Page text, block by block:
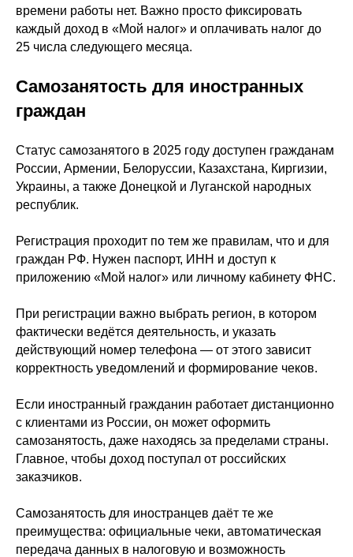
времени работы нет. Важно просто фиксировать
каждый доход в «Мой налог» и оплачивать налог до
25 числа следующего месяца.
Самозанятость для иностранных
граждан
Статус самозанятого в 2025 году доступен гражданам
России, Армении, Белоруссии, Казахстана, Киргизии,
Украины, а также Донецкой и Луганской народных
республик.
Регистрация проходит по тем же правилам, что и для
граждан РФ. Нужен паспорт, ИНН и доступ к
приложению «Мой налог» или личному кабинету ФНС.
При регистрации важно выбрать регион, в котором
фактически ведётся деятельность, и указать
действующий номер телефона — от этого зависит
корректность уведомлений и формирование чеков.
Если иностранный гражданин работает дистанционно
с клиентами из России, он может оформить
самозанятость, даже находясь за пределами страны.
Главное, чтобы доход поступал от российских
заказчиков.
Самозанятость для иностранцев даёт те же
преимущества: официальные чеки, автоматическая
передача данных в налоговую и возможность
Чтобы начать продажи, достаточно
разместить платёжную ссылку: в
соцсетях, на сайте, в рассылке или в
уведомление в Телеграм-бот и на e-
mail. Вся статистика отображается
Как подтвердить доход,
если потребуется?
LeadPay и «Мой налог», являются
официальными документами.
Они подтверждают, что доход получен
легально, и могут быть использованы
для оформления визы, кредита или
В приложении «Мой налог» можно
выгрузить справку о доходах за любой
период.